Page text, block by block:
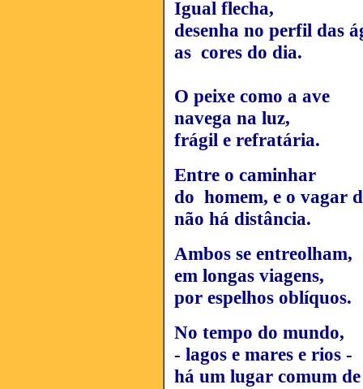
Igual flecha,
desenha no perfil das
as cores do dia.
O peixe como a ave
navega na luz,
frágil e refratária.
Entre o caminhar
do homem, e o vagar
não há distância.
Ambos se entreolham,
em longas viagens,
por espelhos oblíquos.
No tempo do mundo,
- lagos e mares e rios -
há um lugar comum